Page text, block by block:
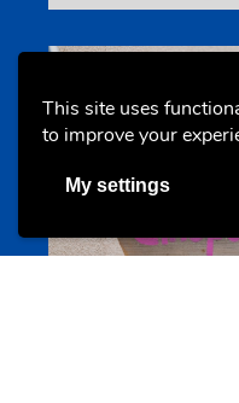
This site uses
to improve your
My settings